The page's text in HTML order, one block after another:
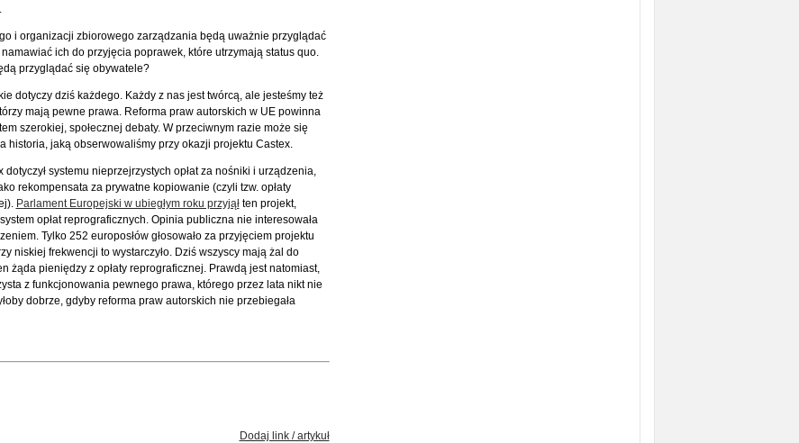
i organizacji zbiorowego zarządzania będą uważnie przyglądać
ich do przyjęcia poprawek, które utrzymają status quo.
przyglądać się obywatele?
dotyczy dziś każdego. Każdy z nas jest twórcą, ale jesteśmy też
mają pewne prawa. Reforma praw autorskich w UE powinna
szerokiej, społecznej debaty. W przeciwnym razie może się
historia, jaką obserwowaliśmy przy okazji projektu Castex.
dotyczył systemu nieprzejrzystych opłat za nośniki i urządzenia,
rekompensata za prywatne kopiowanie (czyli tzw. opłaty
Parlament Europejski w ubiegłym roku przyjąłten projekt,
opłat reprograficznych. Opinia publiczna nie interesowała
Tylko 252 europosłów głosowało za przyjęciem projektu
niskiej frekwencji to wystarczyło. Dziś wszyscy mają żal do
żąda pieniędzy z opłaty reprograficznej. Prawdą jest natomiast,
z funkcjonowania pewnego prawa, którego przez lata nikt nie
dobrze, gdyby reforma praw autorskich nie przebiegała
Dodaj link / artykuł